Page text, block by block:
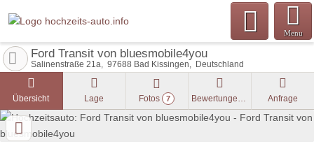
Menu
Ford Transit von bluesmobile4you
Salinenstraße 21a 97688 Bad Kissingen Deutschland
Übersicht Lage Fotos 7 Bewertungen Anfrage